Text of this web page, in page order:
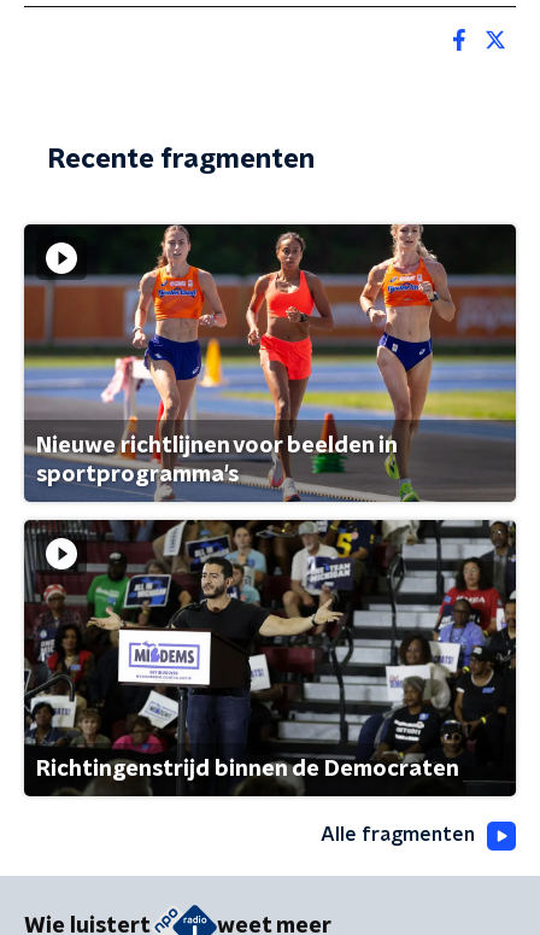
Recente fragmenten
Nieuwe richtlijnen voor beelden in
sportprogramma's
Richtingenstrijd binnen de Democraten
Alle fragmenten
Wie luistert weet meer